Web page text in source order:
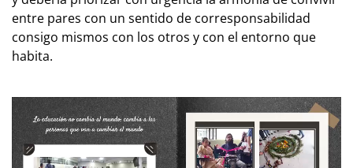
entre pares con un sentido de corresponsabilidad
consigo mismos con los otros y con el entorno que
habita.